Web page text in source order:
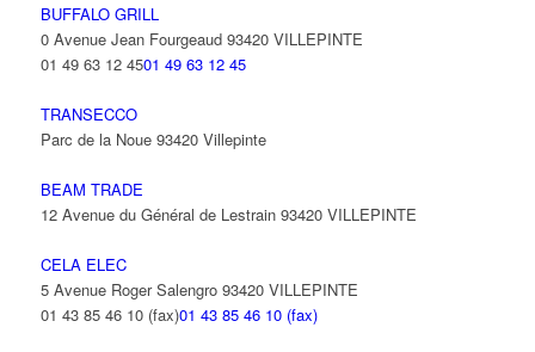
BUFFALO GRILL
0 Avenue Jean Fourgeaud 93420 VILLEPINTE
01 49 63 12 4501 49 63 12 45
TRANSECCO
Parc de la Noue 93420 Villepinte
BEAM TRADE
12 Avenue du Général de Lestrain 93420 VILLEPINTE
CELA ELEC
5 Avenue Roger Salengro 93420 VILLEPINTE
01 43 85 46 10 (fax)01 43 85 46 10 (fax)